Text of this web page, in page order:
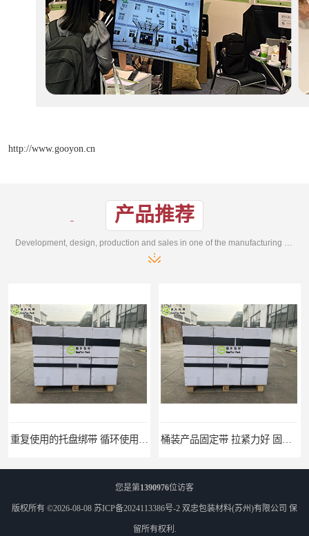
http://www.gooyon.cn
产品推荐
桶装产品固定带 拉紧力好 固永包材 托盘运输网兜 固永包材
您是第1390976位访客
版权所有 ©2026-08-08 苏ICP备2024113386号-2 双忠包装材料(苏州)有限公司 保
留所有权利.